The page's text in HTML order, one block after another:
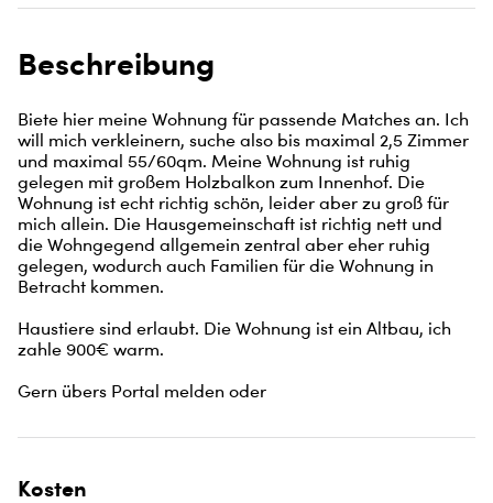
Beschreibung
Biete hier meine Wohnung für passende Matches an. Ich
will mich verkleinern, suche also bis maximal 2,5 Zimmer
und maximal 55/60qm. Meine Wohnung ist ruhig
gelegen mit großem Holzbalkon zum Innenhof. Die
Wohnung ist echt richtig schön, leider aber zu groß für
mich allein. Die Hausgemeinschaft ist richtig nett und
die Wohngegend allgemein zentral aber eher ruhig
gelegen, wodurch auch Familien für die Wohnung in
Betracht kommen.
Haustiere sind erlaubt. Die Wohnung ist ein Altbau, ich
zahle 900€ warm.
Gern übers Portal melden oder
Kosten